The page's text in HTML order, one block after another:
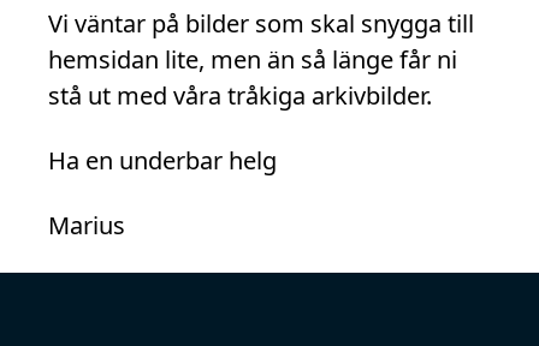
Vi väntar på bilder som skal snygga till
hemsidan lite, men än så länge får ni
stå ut med våra tråkiga arkivbilder.
Ha en underbar helg
Marius